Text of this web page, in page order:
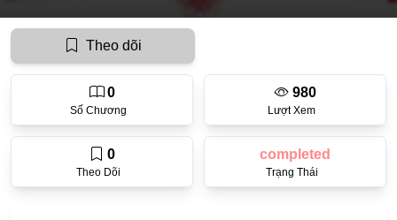
Huyền Huyễn
Tổng Tài
#Chiếm Hữu Mạnh Mẽ
Số Chương
0
Lượt Xem
980
Theo Dõi
0
Trạng Thái
completed
Theo dõi